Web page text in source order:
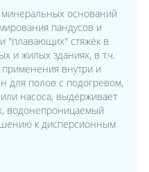
оснований
пандусов и
"плавающих" стяжек в
и жилых зданиях, в т.ч.
внутри и
для полов с подогревом,
насоса, выдерживает
водонепроницаемый
к дисперсионным